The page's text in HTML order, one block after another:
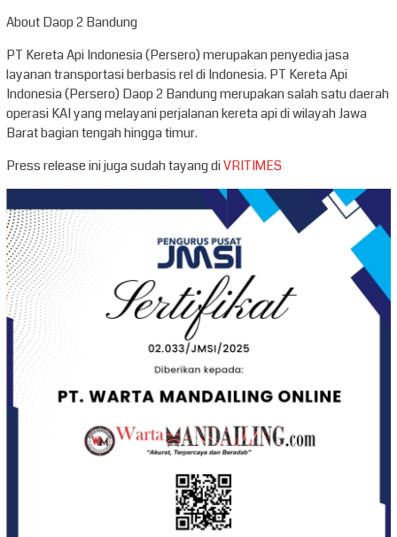
About Daop 2 Bandung
PT Kereta Api Indonesia (Persero) merupakan penyedia jasa
layanan transportasi berbasis rel di Indonesia. PT Kereta Api
Indonesia (Persero) Daop 2 Bandung merupakan salah satu daerah
operasi KAI yang melayani perjalanan kereta api di wilayah Jawa
Barat bagian tengah hingga timur.
Press release ini juga sudah tayang diVRITIMES